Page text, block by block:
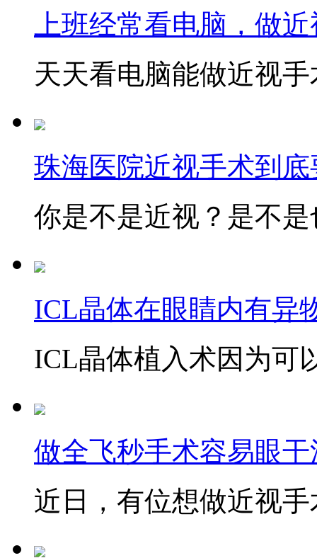
上班经常看电脑，做
天天看电脑能做近视
珠海医院近视手术到
你是不是近视？是不
ICL晶体在眼睛内有异
ICL晶体植入术因为可
做全飞秒手术容易眼
近日，有位想做近视